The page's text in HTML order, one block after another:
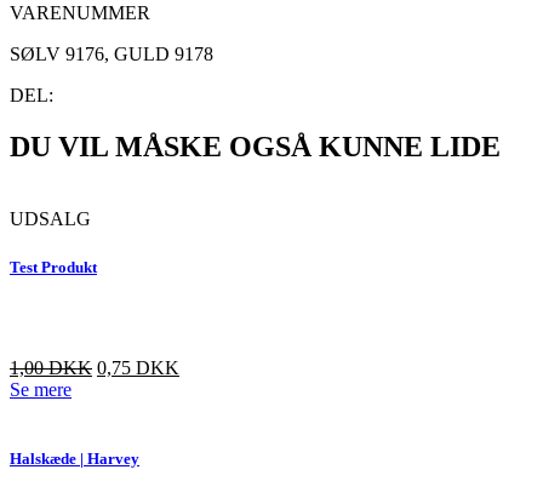
VARENUMMER
SØLV 9176, GULD 9178
DEL:
DU VIL MÅSKE OGSÅ KUNNE LIDE
UDSALG
Test Produkt
Den
oprindelige
3,00 DKK.
1,00DKKDen
1,00 DKK.
0,75 DKK
Se mere
Halskæde | Harvey